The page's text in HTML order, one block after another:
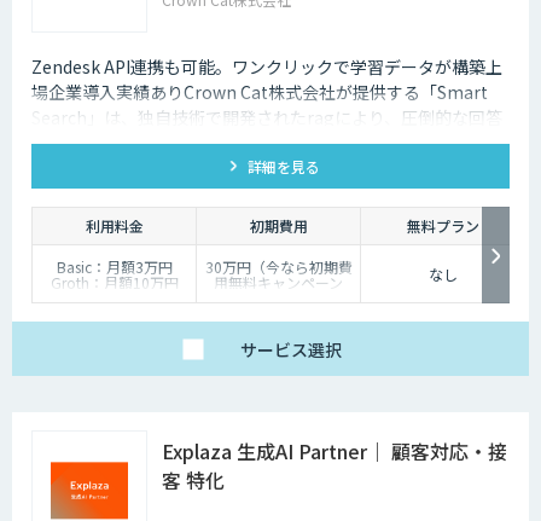
Zendesk API連携も可能。ワンクリックで学習データが構築上
場企業導入実績ありCrown Cat株式会社が提供する「Smart
Search」は、独自技術で開発されたragにより、圧倒的な回答
精度を誇るAIチャットボットです。また回答精度が悪い時は管
理画面から簡単にご自身でチューニングができる、簡単でかつ
高精度な特徴があります。
詳細を見る
利用料金 初期費用
無料プラン
Basic：月額3万円
Groth：月額10万円
Enterprise：月額20万
30万円（今なら初期費
用無料キャンペーン
中）
なし
サービス選択
Explaza 生成AI Partner｜ 顧客対応・接
客 特化